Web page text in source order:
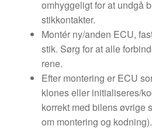
omhyggeligt for at undgå
stikkontakter.
Montér ny/anden ECU,
stik. Sørg for at alle
rene.
Efter montering er ECU
klones eller initialiseres/
korrekt med bilens øvrige
om montering og kodning).